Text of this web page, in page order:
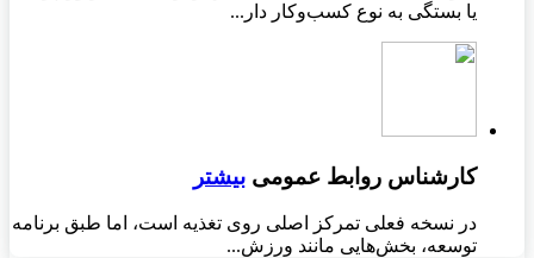
یا بستگی به نوع کسب‌وکار دار...
کارشناس روابط عمومی بیشتر
در نسخه فعلی تمرکز اصلی روی تغذیه است، اما طبق برنامه
توسعه، بخش‌هایی مانند ورزش...